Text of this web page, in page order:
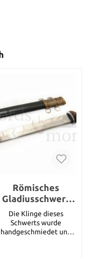
Römisches
Gladiusschwert
mit Scheide
Die Klinge dieses
Schwerts wurde
handgeschmiedet und